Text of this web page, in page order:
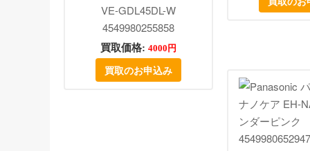
VE-GDL45DL-W
4549980255858
買取価格: 4000円
買取のお申込み